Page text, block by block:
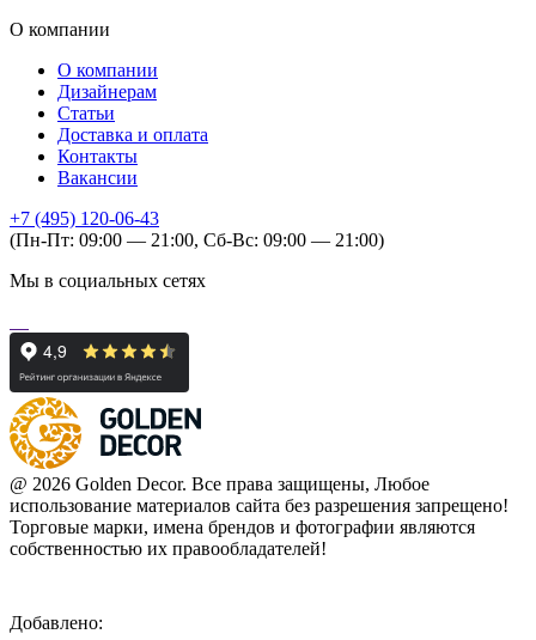
О компании
О компании
Дизайнерам
Статьи
Доставка и оплата
Контакты
Вакансии
+7 (495) 120-06-43
(Пн-Пт: 09:00 — 21:00, Сб-Вс: 09:00 — 21:00)
Мы в социальных сетях
@ 2026 Golden Decor. Все права защищены, Любое
использование материалов сайта без разрешения запрещено!
Торговые марки, имена брендов и фотографии являются
собственностью их правообладателей!
Добавлено: